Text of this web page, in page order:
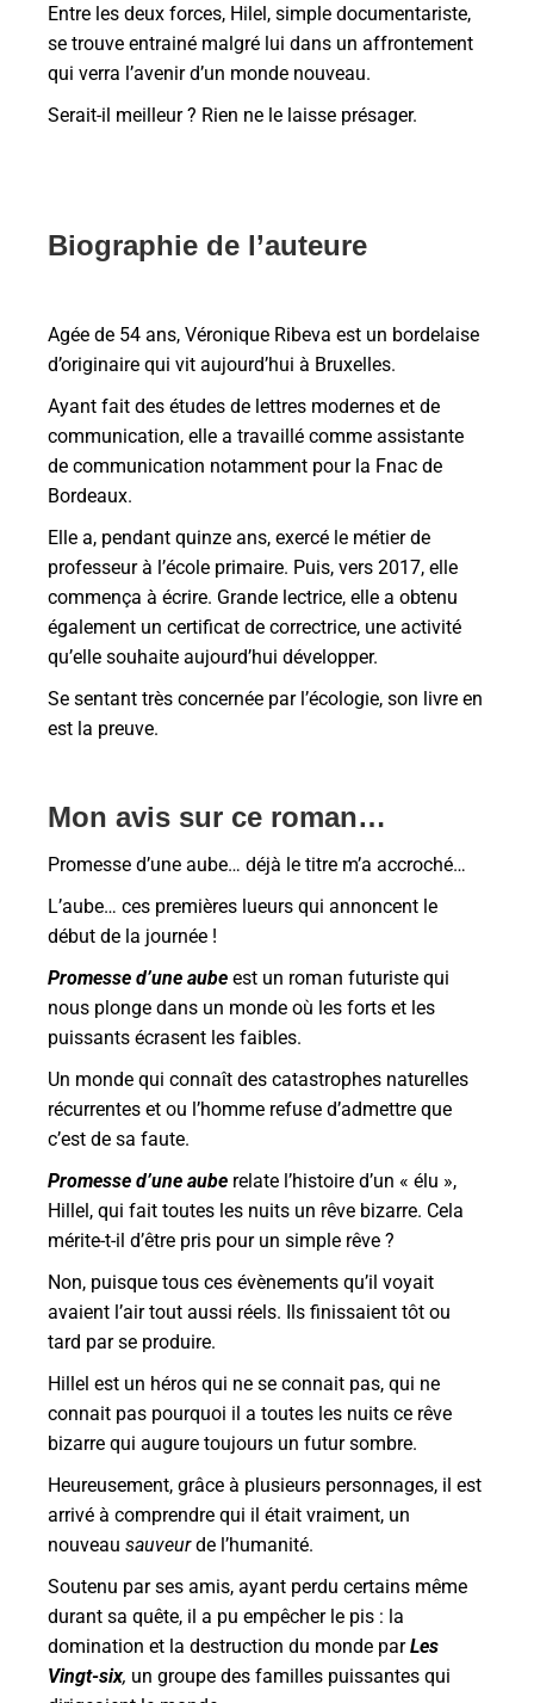
Entre les deux forces, Hilel, simple documentariste,
se trouve entrainé malgré lui dans un affrontement
qui verra l’avenir d’un monde nouveau.
Serait-il meilleur ? Rien ne le laisse présager.
Biographie de l’auteure
Agée de 54 ans, Véronique Ribeva est un bordelaise
d’originaire qui vit aujourd’hui à Bruxelles.
Ayant fait des études de lettres modernes et de
communication, elle a travaillé comme assistante
de communication notamment pour la Fnac de
Bordeaux.
Elle a, pendant quinze ans, exercé le métier de
professeur à l’école primaire. Puis, vers 2017, elle
commença à écrire. Grande lectrice, elle a obtenu
également un certificat de correctrice, une activité
qu’elle souhaite aujourd’hui développer.
Se sentant très concernée par l’écologie, son livre en
est la preuve.
Mon avis sur ce roman…
Promesse d’une aube… déjà le titre m’a accroché…
L’aube… ces premières lueurs qui annoncent le
début de la journée !
Promesse d’une aube est un roman futuriste qui
nous plonge dans un monde où les forts et les
puissants écrasent les faibles.
Un monde qui connaît des catastrophes naturelles
récurrentes et ou l’homme refuse d’admettre que
c’est de sa faute.
Promesse d’une aube relate l’histoire d’un « élu »,
Hillel, qui fait toutes les nuits un rêve bizarre. Cela
mérite-t-il d’être pris pour un simple rêve ?
Non, puisque tous ces évènements qu’il voyait
avaient l’air tout aussi réels. Ils finissaient tôt ou
tard par se produire.
Hillel est un héros qui ne se connait pas, qui ne
connait pas pourquoi il a toutes les nuits ce rêve
bizarre qui augure toujours un futur sombre.
Heureusement, grâce à plusieurs personnages, il est
arrivé à comprendre qui il était vraiment, un
nouveau sauveurde l’humanité.
Soutenu par ses amis, ayant perdu certains même
durant sa quête, il a pu empêcher le pis : la
domination et la destruction du monde parLes
Vingt-six, un groupe des familles puissantes qui